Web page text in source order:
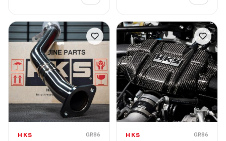
SUBARU BRZ
HKS GR86 HKS GR86